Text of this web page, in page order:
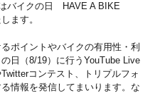
バイクの日 HAVE A BIKE
ます。
ポイントやバイクの有用性・利
日（8/19）に行うYouTube Live
コンテスト、トリプルフォ
情報を発信してまいります。な